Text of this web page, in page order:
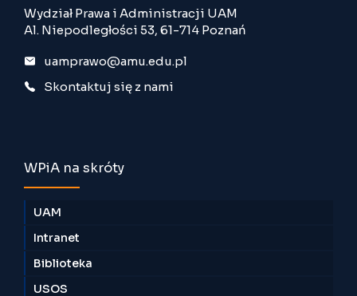
Wydział Prawa i Administracji UAM
Al. Niepodległości 53, 61-714 Poznań
uamprawo@amu.edu.pl
Skontaktuj się z nami
WPiA na skróty
UAM
Intranet
Biblioteka
USOS